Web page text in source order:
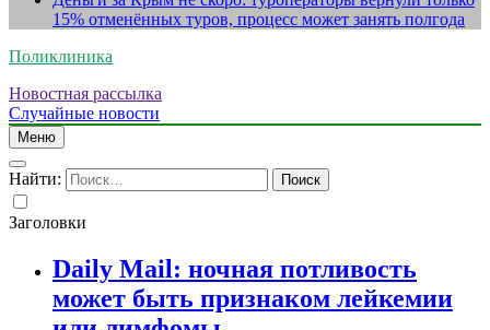
15% отменённых туров, процесс может занять полгода
Поликлиника
Новостная рассылка
Случайные новости
Меню
Найти:
Заголовки
Daily Mail: ночная потливость
может быть признаком лейкемии